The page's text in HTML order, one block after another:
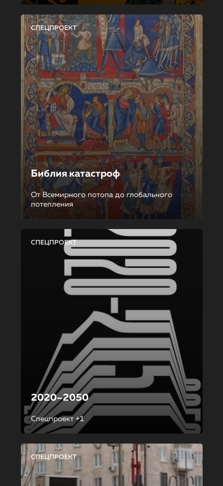
СПЕЦПРОЕКТ
Библия катастроф
От Всемирного потопа до глобального
потепления
СПЕЦПРОЕКТ
2020–2050
Спецпроект +1
СПЕЦПРОЕКТ